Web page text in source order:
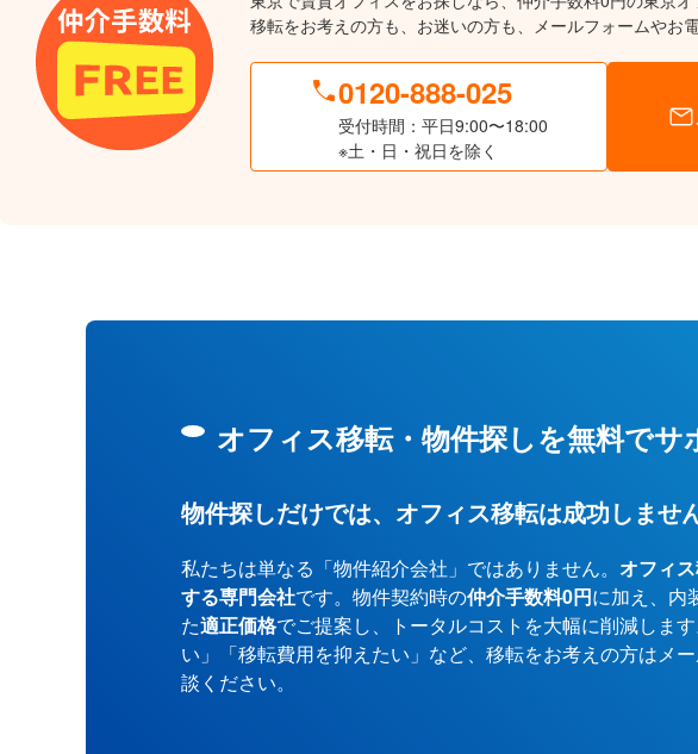
移転をお考えの方も、お迷いの方も、メールフォームやお
0120-888-025
受付時間：平日9:00〜18:00
※土・日・祝日を除く
オフィス移転・物件探しを無料でサ
物件探しだけでは、オフィス移転は成功しません
私たちは単なる「物件紹介会社」ではありません。 オフィ
する専門会社です。物件契約時の仲介手数料0円に加え、内
た適正価格でご提案し、トータルコストを大幅に削減しま
い」「移転費用を抑えたい」など、移転をお考えの方はメ
談ください。